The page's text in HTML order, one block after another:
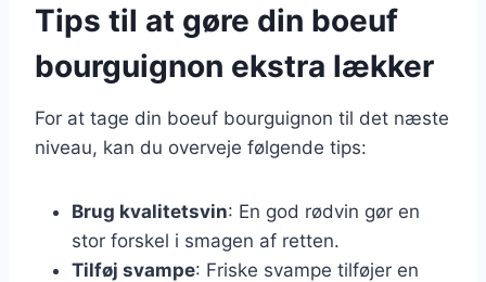
Tips til at gøre din boeuf
bourguignon ekstra lækker
For at tage din boeuf bourguignon til det næste
niveau, kan du overveje følgende tips:
Brug kvalitetsvin: En god rødvin gør en
stor forskel i smagen af retten.
Tilføj svampe: Friske svampe tilføjer en